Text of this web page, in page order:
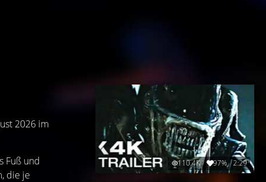
2026 im
Fuß und
die je
110.4K 97% 2:29